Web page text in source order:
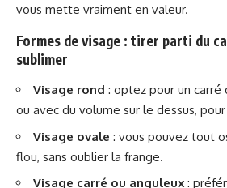
vous mette vraiment en valeur.
Formes de visage : tirer parti du
sublimer
Visage rond : optez pour un
ou avec du volume sur le dessus,
Visage ovale : vous pouvez tout
flou, sans oublier la frange.
Visage carré ou anguleux :